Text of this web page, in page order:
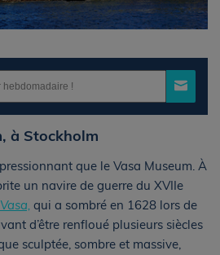
à Stockholm
que le Vasa Museum. À
un navire de guerre du XVIIe
qui a sombré en 1628 lors de
d’être renfloué plusieurs siècles
sculptée, sombre et massive,